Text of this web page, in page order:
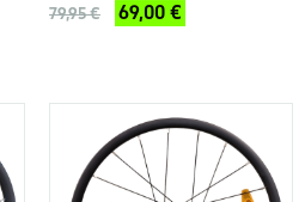
79,95 € 69,00 €